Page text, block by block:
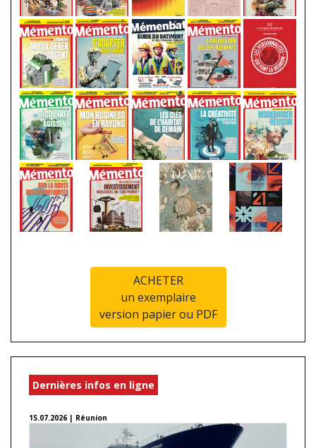
ACHETER
un exemplaire
version papier ou PDF
Dernières infos en ligne
15.07.2026 | Réunion